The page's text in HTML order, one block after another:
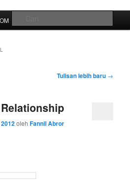
Tulisan lebih baru →
olehFannil Abror